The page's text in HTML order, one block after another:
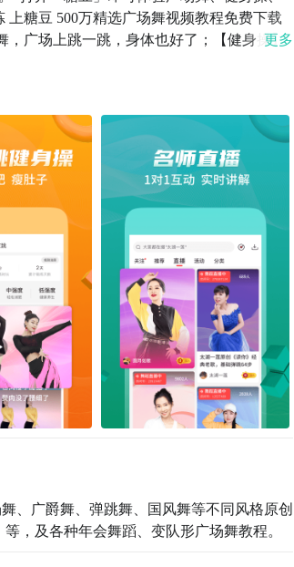
糖豆 500万精选广场舞视频教程免费下载
，广场上跳一跳，身体也好了；【健身操】
播】想锻炼 上糖豆千名专业达人老师线上
更多
、广爵舞、弹跳舞、国风舞等不同风格原创
，及各种年会舞蹈、变队形广场舞教程。